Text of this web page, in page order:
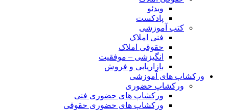
ویدئو
پادکست
کتب آموزشی
فنی املاک
حقوقی املاک
انگیزشی – موفقیت
بازاریابی و فروش
ورکشاپ های آموزشی
ورکشاپ حضوری
ورکشاپ های حضوری فنی
ورکشاپ های حضوری حقوقی